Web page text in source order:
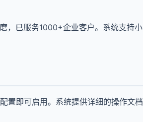
，已服务1000+企业客户。系统支持小
置即可启用。系统提供详细的操作文档